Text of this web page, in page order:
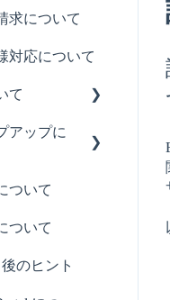
求について
対応について
て
法
アップに
いて
ついて
ついて
ついて
のヒント